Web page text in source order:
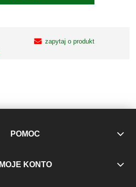
zapytaj o produkt
POMOC
MOJE KONTO